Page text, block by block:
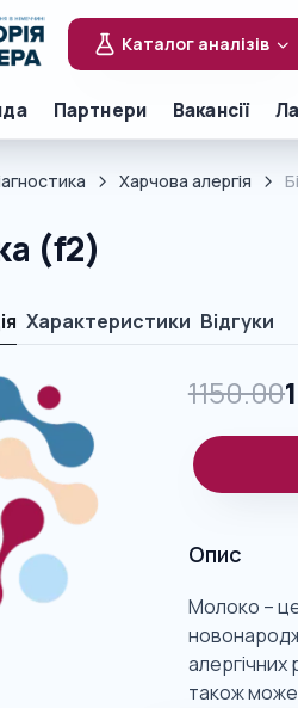
Каталог аналізів
Партнери Вакансії
Харчова алергія
(f2)
Характеристики Відгуки
1150.00
Опис
Молоко –
алергічних
також може